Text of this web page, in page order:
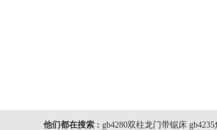
他们都在搜索 : gb4280双柱龙门带锯床